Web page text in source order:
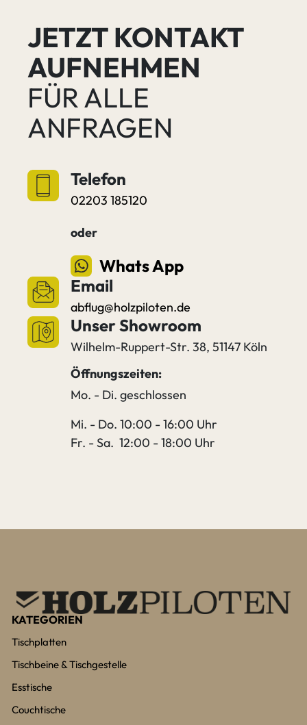
JETZT KONTAKT
AUFNEHMEN
FÜR ALLE
ANFRAGEN
Telefon
02203 185120
oder
Whats App
Email
abflug@holzpiloten.de
Unser Showroom
Wilhelm-Ruppert-Str. 38, 51147 Köln
Öffnungszeiten:
Mo. - Di. geschlossen
Mi. - Do. 10:00 - 16:00 Uhr
Fr. - Sa. 12:00 - 18:00 Uhr
KATEGORIEN
Tischplatten
Tischbeine & Tischgestelle
Esstische
Couchtische